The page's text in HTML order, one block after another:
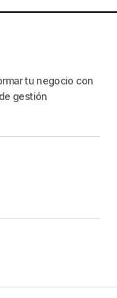
tu negocio con
gestión